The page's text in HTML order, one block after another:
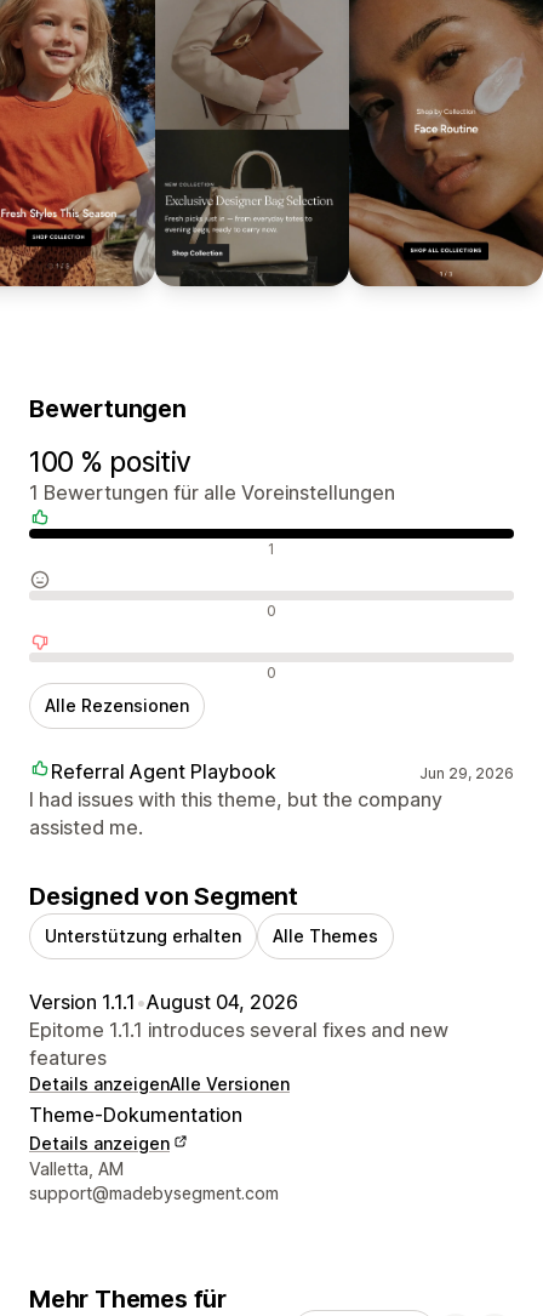
Bewertungen
100 % positiv
1 Bewertungen für alle Voreinstellungen
1
0
0
Alle Rezensionen
Referral Agent Playbook Jun 29, 2026
I had issues with this theme, but the company
assisted me.
Designed von Segment
Unterstützung erhalten Alle Themes
Version 1.1.1 •August 04, 2026
Epitome 1.1.1 introduces several fixes and new
features
Details anzeigenAlle Versionen
Theme-Dokumentation
Details anzeigen
Designer-Kontaktdaten
Valletta, AM
support@madebysegment.com
Mehr Themes für